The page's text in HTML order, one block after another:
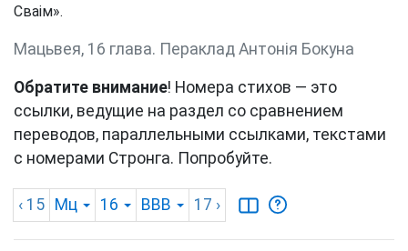
Сваім».
Мацьвея, 16 глава. Пераклад Антонія Бокуна
Обратите внимание! Номера стихов — это
ссылки, ведущие на раздел со сравнением
переводов, параллельными ссылками, текстами
с номерами Стронга. Попробуйте.
‹ 15 Мц 16 BBB 17 ›